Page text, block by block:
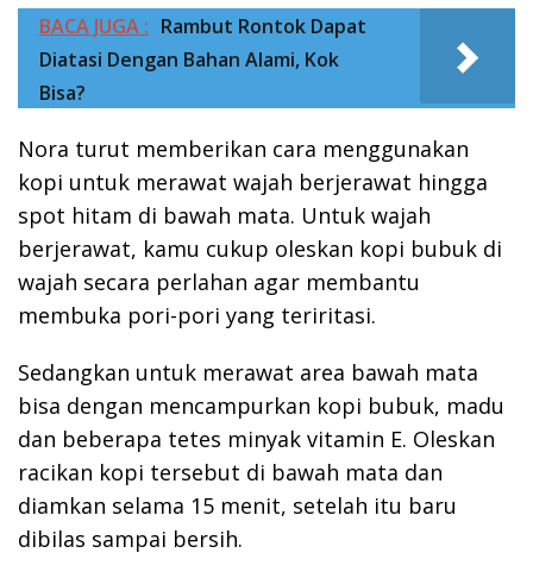
BACA JUGA : Rambut Rontok Dapat
Diatasi Dengan Bahan Alami, Kok
Bisa?
Nora turut memberikan cara menggunakan
kopi untuk merawat wajah berjerawat hingga
spot hitam di bawah mata. Untuk wajah
berjerawat, kamu cukup oleskan kopi bubuk di
wajah secara perlahan agar membantu
membuka pori-pori yang teriritasi.
Sedangkan untuk merawat area bawah mata
bisa dengan mencampurkan kopi bubuk, madu
dan beberapa tetes minyak vitamin E. Oleskan
racikan kopi tersebut di bawah mata dan
diamkan selama 15 menit, setelah itu baru
dibilas sampai bersih.